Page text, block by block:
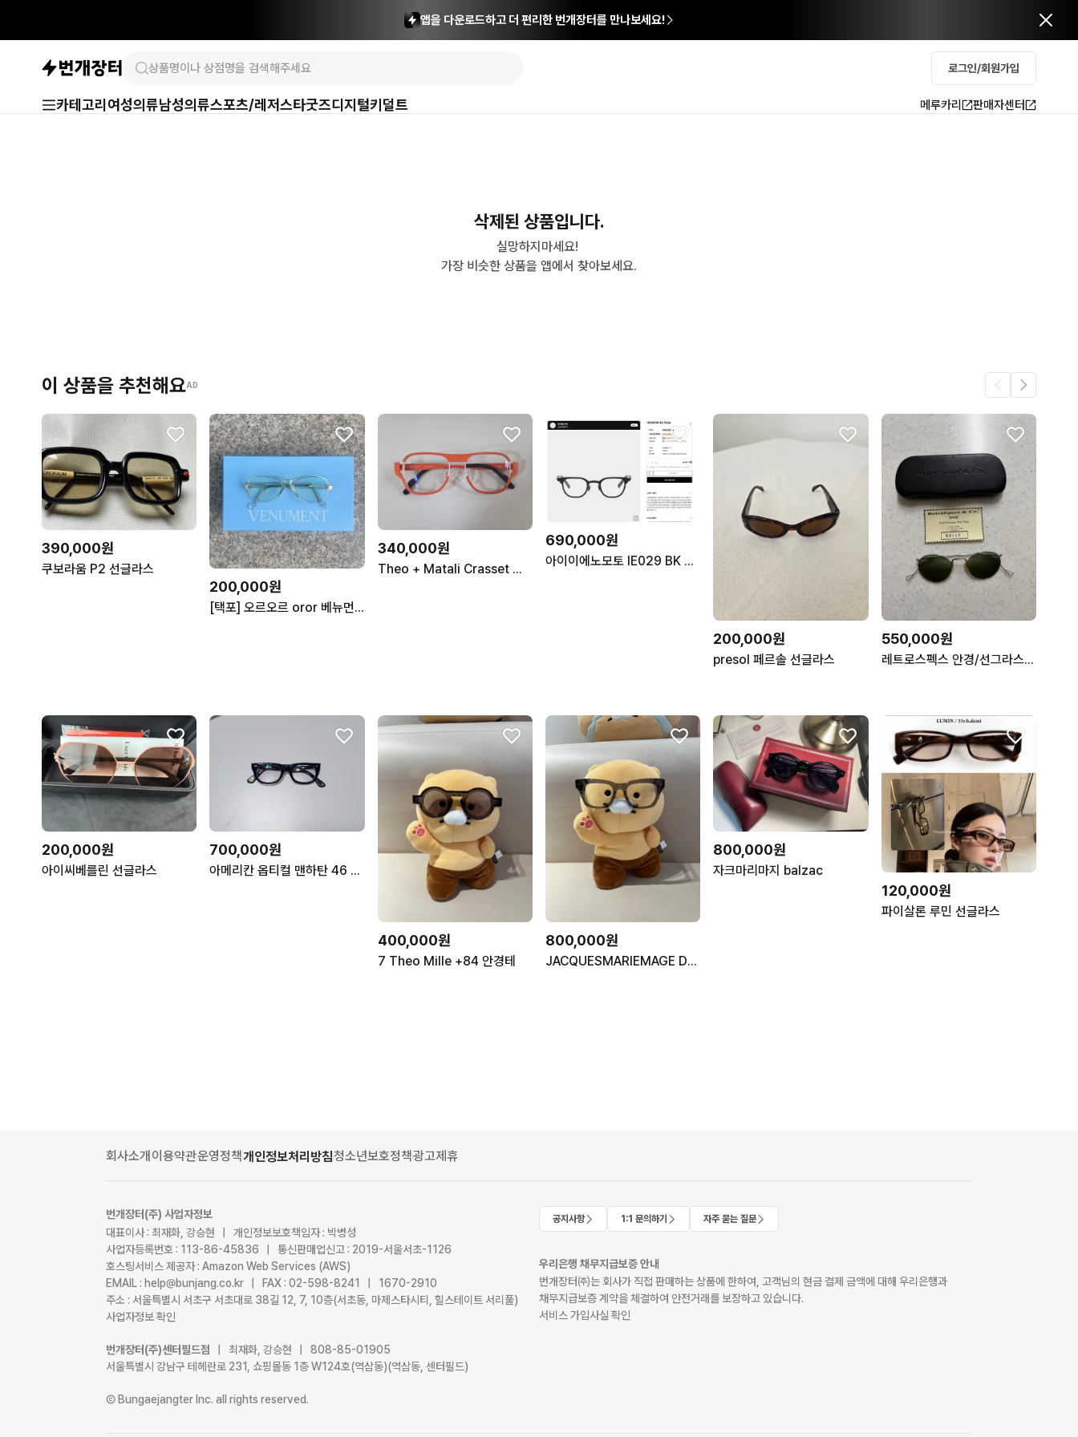
앱을 다운로드하고 더 편리한 번개장터를 만나보세요!
로그인/회원가입
카테고리 여성의류남성의류스포츠/레저스타굿즈디지털키덜트 메루카리 판매자센터
삭제된 상품입니다.
실망하지마세요!
가장 비슷한 상품을 앱에서 찾아보세요.
이 상품을 추천해요AD
390,000원
쿠보라움 P2 선글라스
200,000원
[택포] 오르오르 oror 베뉴먼트 보잉 안경 클리어테
340,000원
Theo + Matali Crasset 테오 안경 the Plan 476 오렌지
690,000원
아이이에노모토 IE029 BK 43Size 안경
200,000원
presol 페르솔 선글라스
550,000원
레트로스펙스 안경/선그라스 판매합니주
200,000원
아이씨베를린 선글라스
700,000원
아메리칸 옵티컬 맨하탄 46 블랙 착샷
400,000원
7 Theo Mille +84 안경테
800,000원
JACQUESMARIEMAGE DEALAN 자크마리마지 안경테
800,000원
자크마리마지 balzac
120,000원
파이살론 루민 선글라스
회사소개이용약관운영정책개인정보처리방침청소년보호정책광고제휴
번개장터(주) 사업자정보
대표이사 : 최재화, 강승현 | 개인정보보호책임자 : 박병성
사업자등록번호 : 113-86-45836 | 통신판매업신고 : 2019-서울서초-1126
호스팅서비스 제공자 : Amazon Web Services (AWS)
EMAIL : help@bunjang.co.kr | FAX : 02-598-8241 | 1670-2910
주소 : 서울특별시 서초구 서초대로 38길 12, 7, 10층(서초동, 마제스타시티, 힐스테이트 서리풀)
사업자정보 확인
번개장터(주)센터필드점
| 최재화, 강승현 | 808-85-01905
서울특별시 강남구 테헤란로 231, 쇼핑몰동 1층 W124호(역삼동)(역삼동, 센터필드)
Ⓒ Bungaejangter Inc. all rights reserved.
공지사항 1:1 문의하기 자주 묻는 질문
우리은행 채무지급보증 안내
번개장터㈜는 회사가 직접 판매하는 상품에 한하여, 고객님의 현금 결제 금액에 대해 우리은행과
채무지급보증 계약을 체결하여 안전거래를 보장하고 있습니다.
서비스 가입사실 확인